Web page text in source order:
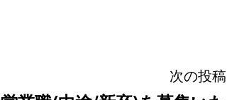
次の投稿